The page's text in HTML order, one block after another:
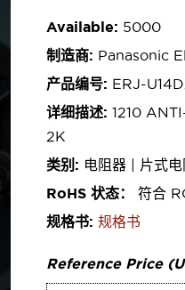
Available: 5000
制造商: Panasonic
产品编号: ERJ-
详细描述: 1210
2K
类别: 电阻器 | 片式
RoHS 状态：
符合
规格书: 规格书
Reference Price